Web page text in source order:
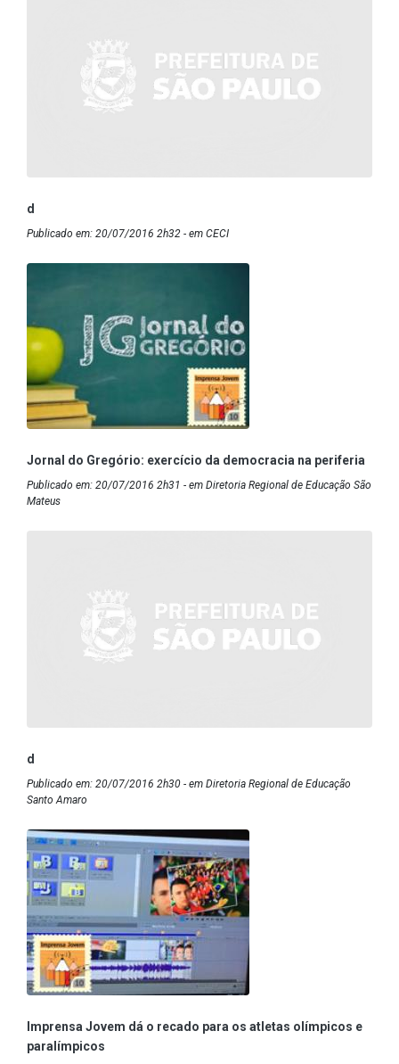
d
Publicado em: 20/07/2016 2h32 - em CECI
Jornal do Gregório: exercício da democracia na periferia
Publicado em: 20/07/2016 2h31 - em Diretoria Regional de Educação São
Mateus
d
Publicado em: 20/07/2016 2h30 - em Diretoria Regional de Educação
Santo Amaro
Imprensa Jovem dá o recado para os atletas olímpicos e
paralímpicos